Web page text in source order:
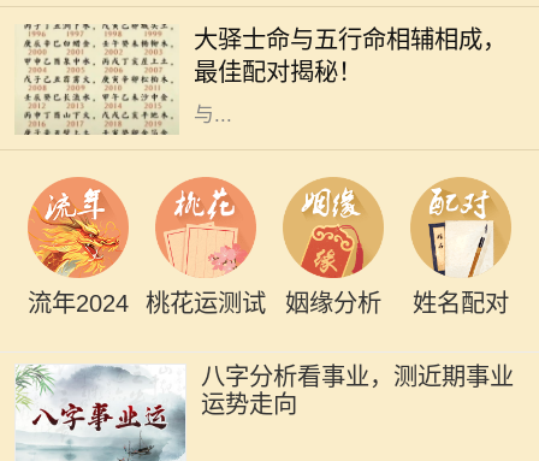
大驿士命与五行命相辅相成，
最佳配对揭秘！
系和配合极为重要。大驿士命是一种
独特的命格，它以其强烈的适应能力
和创新精神而著称。然而，只有当它
与...
流年2024 桃花运测试 姻缘分析 姓名配对
八字分析看事业，测近期事业
运势走向